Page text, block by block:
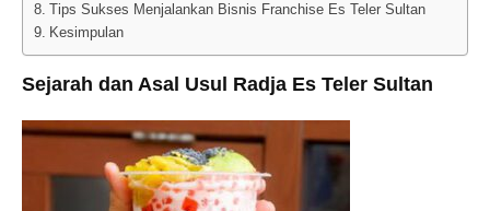
Tips Sukses Menjalankan Bisnis Franchise Es Teler Sultan
Kesimpulan
Sejarah dan Asal Usul Radja Es Teler Sultan